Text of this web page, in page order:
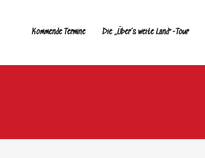
Kommende Termine Die „Über’s weite Land“-Tour